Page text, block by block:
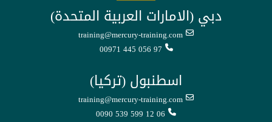
دبي (الامارات العربية المتحدة)
training@mercury-training.com
00971 445 056 97
اسطنبول (تركيا)
training@mercury-training.com
0090 539 599 12 06